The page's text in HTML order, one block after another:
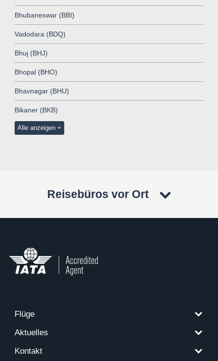
Bhubaneswar (BBI)
Vadodara (BDQ)
Bhuj (BHJ)
Bhopal (BHO)
Bhavnagar (BHU)
Bikaner (BKB)
Alle anzeigen
Reisebüros vor Ort
Flüge
Aktuelles
Kontakt